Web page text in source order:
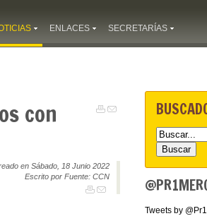
ENLACES SECRETARÍAS
con
en Sábado, 18 Junio 2022
Escrito por Fuente: CCN
Tweets by